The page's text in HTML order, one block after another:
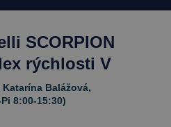
SCORPION
rýchlosti V
Katarína Balážová,
8:00-15:30)